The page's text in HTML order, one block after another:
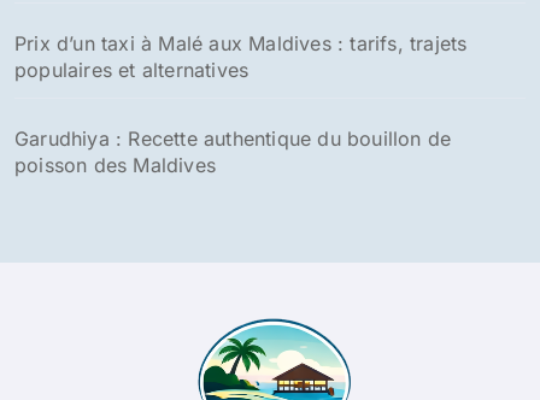
Prix d’un taxi à Malé aux Maldives : tarifs, trajets
populaires et alternatives
Garudhiya : Recette authentique du bouillon de
poisson des Maldives